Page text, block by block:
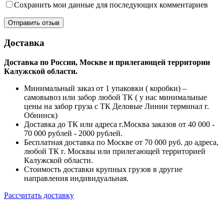
Сохранить мои данные для последующих комментариев
Доставка
Доставка по России, Москве и прилегающей территории
Калужской области.
Минимальный заказ от 1 упаковки ( коробки) –
самовывоз или забор любой ТК ( у нас минимальные
цены на забор груза с ТК Деловые Линии терминал г.
Обнинск)
Доставка до ТК или адреса г.Москва заказов от 40 000 -
70 000 рублей - 2000 рублей.
Бесплатная доставка по Москве от 70 000 руб. до адреса,
любой ТК г. Москвы или прилегающей территорией
Калужской области.
Стоимость доставки крупных грузов в другие
направления индивидуальная.
Рассчитать доставку